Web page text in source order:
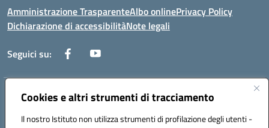
Cookies e altri strumenti di tracciamento
Il nostro Istituto non utilizza strumenti di profilazione degli utenti -
Amministrazione TrasparenteAlbo onlinePrivacy Policy
Dichiarazione di accessibilitàNote legali
Seguici su:
Indirizzo:Via dei mille, 2 - 80011 Acerra (NA)
Posta elettronica certificata (PEC):naee10200g@pec.istruzione.it